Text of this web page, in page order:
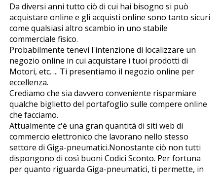
Da diversi anni tutto ciò di cui hai bisogno si può
acquistare online e gli acquisti online sono tanto sicuri
come qualsiasi altro scambio in uno stabile
commerciale fisico.
Probabilmente tenevi l'intenzione di localizzare un
negozio online in cui acquistare i tuoi prodotti di
Motori, etc. ... Ti presentiamo il negozio online per
eccellenza.
Crediamo che sia davvero conveniente risparmiare
qualche biglietto del portafoglio sulle compere online
che facciamo.
Attualmente c'è una gran quantità di siti web di
commercio elettronico che lavorano nello stesso
settore di Giga-pneumatici.Nonostante ciò non tutti
dispongono di così buoni Codici Sconto. Per fortuna
per quanto riguarda Giga-pneumatici, ti permette, in